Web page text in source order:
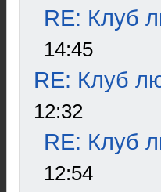
RE: Клуб
14:45
RE: Клуб
12:32
RE: Клуб
12:54